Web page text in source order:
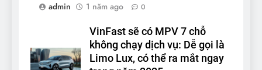
admin
1 năm ago 0
VinFast sẽ có MPV 7 chỗ
không chạy dịch vụ: Dễ gọi là
Limo Lux, có thể ra mắt ngay